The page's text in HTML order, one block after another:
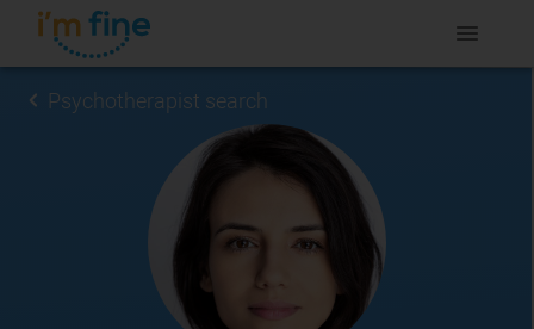
Psychotherapist search